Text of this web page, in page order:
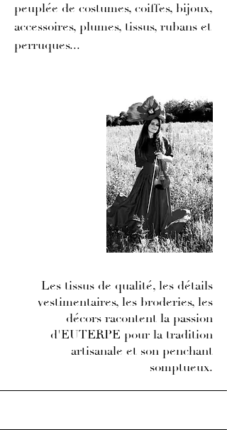
peuplée de costumes, coiffes, bijoux,
accessoires, plumes, tissus, rubans et
perruques...
Les tissus de qualité, les détails
vestimentaires, les broderies, les
décors racontent la passion
d'EUTERPE pour la tradition
artisanale et son penchant
somptueux.